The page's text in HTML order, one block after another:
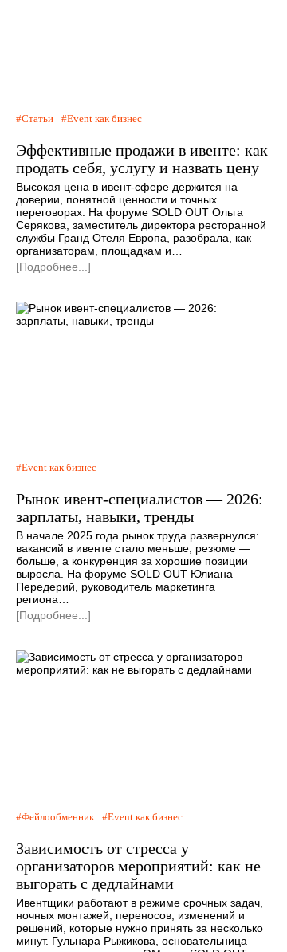
Статьи Event как бизнес
Эффективные продажи в ивенте: как
продать себя, услугу и назвать цену
Высокая цена в ивент-сфере держится на
доверии, понятной ценности и точных
переговорах. На форуме SOLD OUT Ольга
Серякова, заместитель директора ресторанной
службы Гранд Отеля Европа, разобрала, как
организаторам, площадкам и…
[Подробнее...]
Event как бизнес
Рынок ивент-специалистов — 2026:
зарплаты, навыки, тренды
В начале 2025 года рынок труда развернулся:
вакансий в ивенте стало меньше, резюме —
больше, а конкуренция за хорошие позиции
выросла. На форуме SOLD OUT Юлиана
Передерий, руководитель маркетинга
региона…
[Подробнее...]
Фейлообменник Event как бизнес
Зависимость от стресса у
организаторов мероприятий: как не
выгорать с дедлайнами
Ивентщики работают в режиме срочных задач,
ночных монтажей, переносов, изменений и
решений, которые нужно принять за несколько
минут. Гульнара Рыжикова, основательница